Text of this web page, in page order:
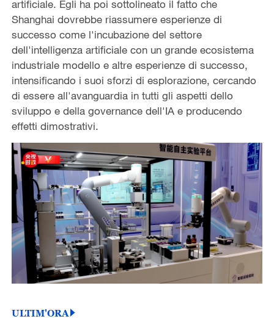
artificiale. Egli ha poi sottolineato il fatto che
Shanghai dovrebbe riassumere esperienze di
successo come l'incubazione del settore
dell'intelligenza artificiale con un grande ecosistema
industriale modello e altre esperienze di successo,
intensificando i suoi sforzi di esplorazione, cercando
di essere all'avanguardia in tutti gli aspetti dello
sviluppo e della governance dell'IA e producendo
effetti dimostrativi.
ULTIM'ORA